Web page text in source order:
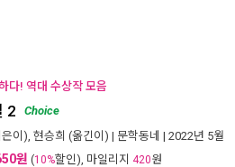
다! 역대 수상작 모음
2
Choice
이), 현승희 (옮긴이) | 문학동네 | 2022년 5월
원 (10%할인), 마일리지 420원